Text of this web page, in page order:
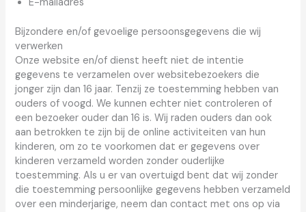
Bijzondere en/of gevoelige persoonsgegevens die wij
verwerken
Onze website en/of dienst heeft niet de intentie
gegevens te verzamelen over websitebezoekers die
jonger zijn dan 16 jaar. Tenzij ze toestemming hebben van
ouders of voogd. We kunnen echter niet controleren of
een bezoeker ouder dan 16 is. Wij raden ouders dan ook
aan betrokken te zijn bij de online activiteiten van hun
kinderen, om zo te voorkomen dat er gegevens over
kinderen verzameld worden zonder ouderlijke
toestemming. Als u er van overtuigd bent dat wij zonder
die toestemming persoonlijke gegevens hebben verzameld
over een minderjarige, neem dan contact met ons op via